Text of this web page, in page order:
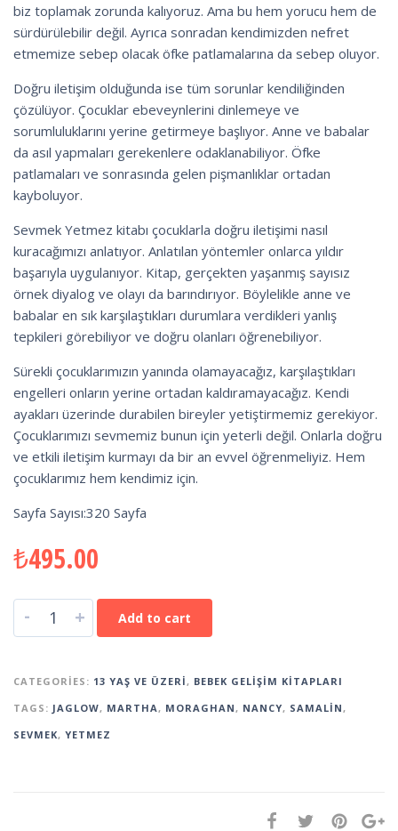
biz toplamak zorunda kalıyoruz. Ama bu hem yorucu hem de
sürdürülebilir değil. Ayrıca sonradan kendimizden nefret
etmemize sebep olacak öfke patlamalarına da sebep oluyor.
Doğru iletişim olduğunda ise tüm sorunlar kendiliğinden
çözülüyor. Çocuklar ebeveynlerini dinlemeye ve
sorumluluklarını yerine getirmeye başlıyor. Anne ve babalar
da asıl yapmaları gerekenlere odaklanabiliyor. Öfke
patlamaları ve sonrasında gelen pişmanlıklar ortadan
kayboluyor.
Sevmek Yetmez kitabı çocuklarla doğru iletişimi nasıl
kuracağımızı anlatıyor. Anlatılan yöntemler onlarca yıldır
başarıyla uygulanıyor. Kitap, gerçekten yaşanmış sayısız
örnek diyalog ve olayı da barındırıyor. Böylelikle anne ve
babalar en sık karşılaştıkları durumlara verdikleri yanlış
tepkileri görebiliyor ve doğru olanları öğrenebiliyor.
Sürekli çocuklarımızın yanında olamayacağız, karşılaştıkları
engelleri onların yerine ortadan kaldıramayacağız. Kendi
ayakları üzerinde durabilen bireyler yetiştirmemiz gerekiyor.
Çocuklarımızı sevmemiz bunun için yeterli değil. Onlarla doğru
ve etkili iletişim kurmayı da bir an evvel öğrenmeliyiz. Hem
çocuklarımız hem kendimiz için.
Sayfa Sayısı:320 Sayfa
₺495.00
- + Add to cart
CATEGORIES: 13 YAŞ VE ÜZERI , BEBEK GELIŞIM KITAPLARI
TAGS: JAGLOW, MARTHA , MORAGHAN , NANCY, SAMALIN ,
SEVMEK, YETMEZ